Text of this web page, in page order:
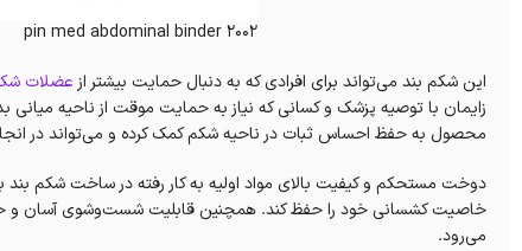
pin med abdominal binder 2002
این شکم بند می‌تواند برای افرادی که به دنبال حمایت بیشتر ازعضلات
زایمان با توصیه پزشک و کسانی که نیاز به حمایت موقت از ناحیه
محصول به حفظ احساس ثبات در ناحیه شکم کمک کرده و می‌تواند در
دوخت مستحکم و کیفیت بالای مواد اولیه به کار رفته در ساخت شکم
خاصیت کشسانی خود را حفظ کند. همچنین قابلیت شست‌وشوی آسان و
می‌رود.